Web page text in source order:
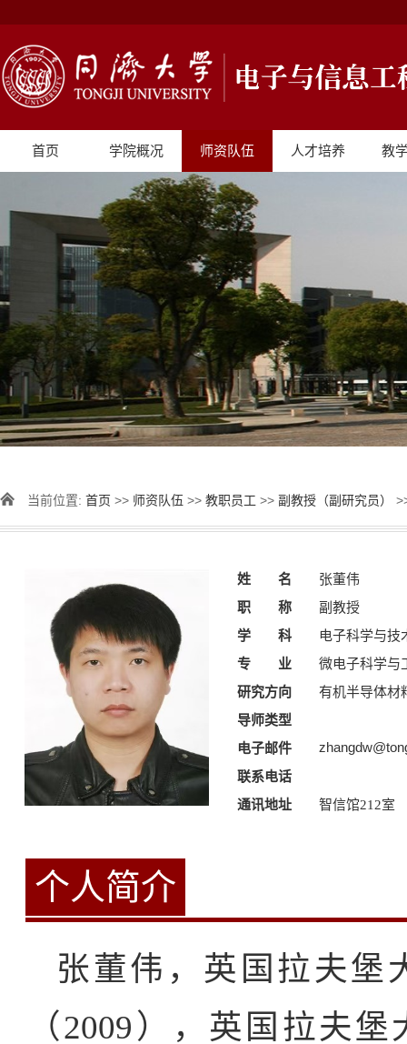
首页 学院概况 师资队伍 人才培养 教
当前位置: 首页 >> 师资队伍 >> 教职员工 >> 副教授（副研究员）
姓 名 张董伟
职 称 副教授
学 科 电子科学与技
专 业 微电子科学与
研究方向 有机半导体材
导师类型
电子邮件
联系电话
通讯地址
智信馆212室
个人简介
张董伟，英国拉夫堡
（2009），英国拉夫